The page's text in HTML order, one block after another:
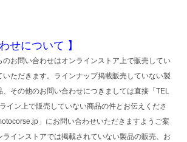
せについて 】
のお問い合わせはオンラインストア上で販売してい
いただきます。ラインナップ掲載販売していない製
、その他のお問い合わせにつきましては直接「TEL
イン上で販売していない商品の件とお伝えくださ
」にお問い合わせいただきますようご案
ラインストアでは掲載されていない製品の販売、お